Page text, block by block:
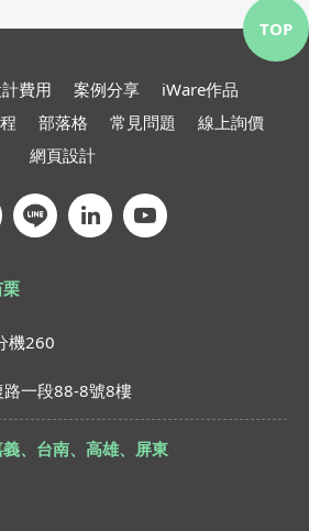
費用 案例分享
iWare作品
部落格 常見問題
線上詢價
網頁設計
機260
一段88-8號8樓
、台南、高雄、屏東
TOP